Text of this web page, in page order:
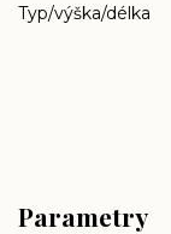
Typ/výška/délka
Parametry